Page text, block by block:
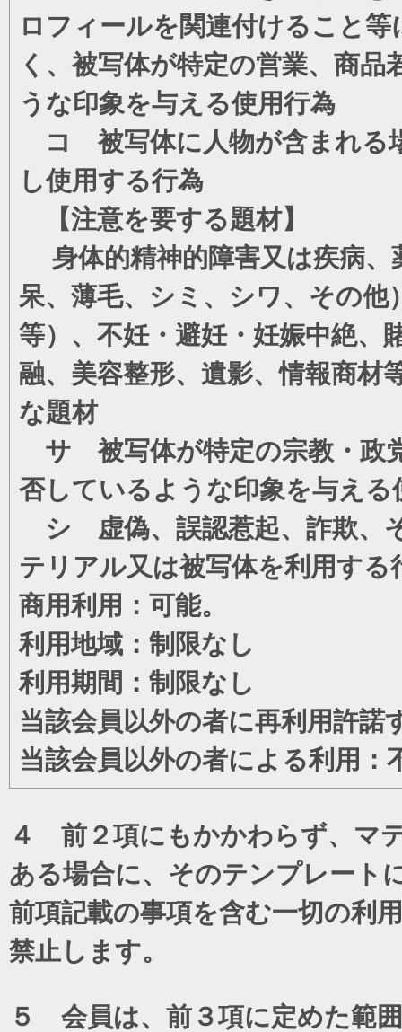
ロフィールを関連付けること
く、被写体が特定の営業、商
うな印象を与える使用行為
コ 被写体に人物が含まれる
し使用する行為
【注意を要する題材】
身体的精神的障害又は疾病、
呆、薄毛、シミ、シワ、その他
等）、不妊・避妊・妊娠中絶、
融、美容整形、遺影、情報商材
な題材
サ 被写体が特定の宗教・政
否しているような印象を与える
シ 虚偽、誤認惹起、詐欺、
テリアル又は被写体を利用する
商用利用：可能。
利用地域：制限なし
利用期間：制限なし
当該会員以外の者に再利用許諾
当該会員以外の者による利用：
４ 前２項にもかかわらず、マ
ある場合に、そのテンプレート
前項記載の事項を含む一切の利
禁止します。
５ 会員は、前３項に定めた範